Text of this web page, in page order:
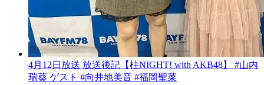
4月12日放送 放送後記【柱NIGHT! with AKB48】 #山内
瑞葵 ゲスト #向井地美音 #福岡聖菜